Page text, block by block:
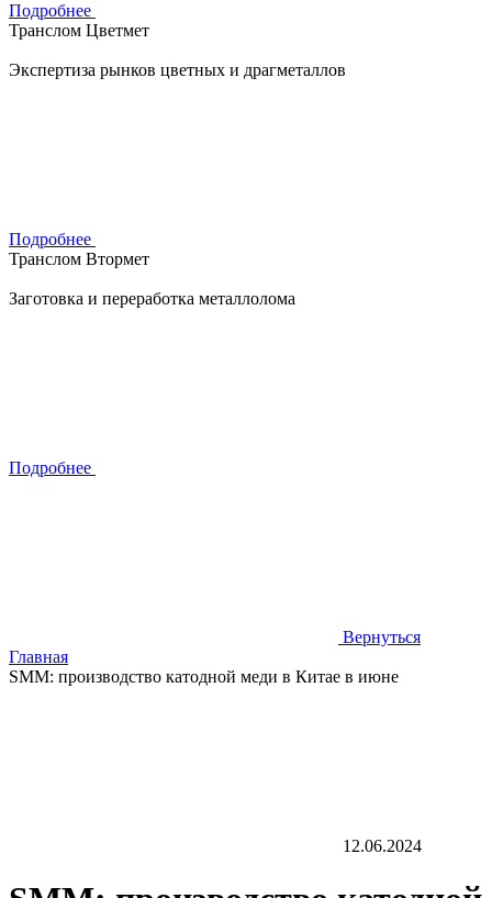
Подробнее
Транслом Цветмет
Экспертиза рынков цветных и драгметаллов
Подробнее
Транслом Втормет
Заготовка и переработка металлолома
Подробнее
Вернуться
Главная
SMM: производство катодной меди в Китае в июне
12.06.2024